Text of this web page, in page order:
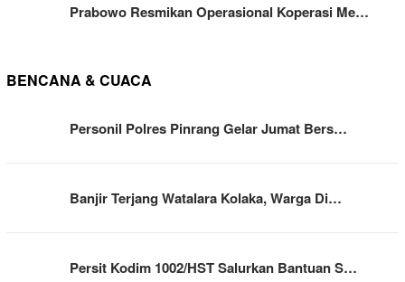
Prabowo Resmikan Operasional Koperasi Me…
BENCANA & CUACA
Personil Polres Pinrang Gelar Jumat Bers…
Banjir Terjang Watalara Kolaka, Warga Di…
Persit Kodim 1002/HST Salurkan Bantuan S…